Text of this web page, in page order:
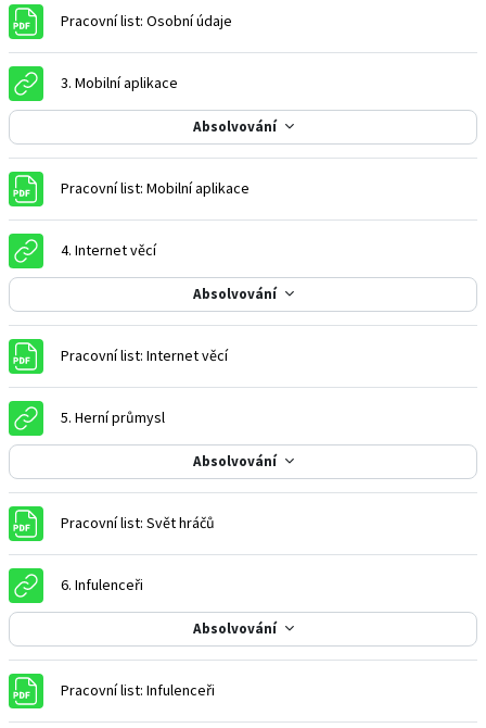
Pracovní list: Osobní údaje
3. Mobilní aplikace
Absolvování
Pracovní list: Mobilní aplikace
4. Internet věcíURL
Absolvování
Pracovní list: Internet věcí
5. Herní průmysl
Absolvování
Pracovní list: Svět hráčů
6. Infulenceři
Absolvování
Pracovní list: Infulenceři